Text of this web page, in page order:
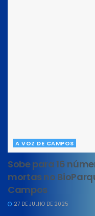
A VOZ DE CAMPOS
Sobe para 16
mortas no
Campos
27 DE JULHO DE 2025